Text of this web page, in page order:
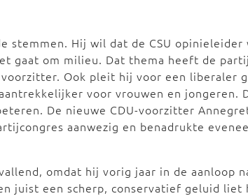
stemmen. Hij wil dat de CSU
gaat om milieu. Dat thema heeft de
Ook pleit hij voor een liberaler
voor vrouwen en jongeren.
De nieuwe CDU-voorzitter
aanwezig en benadrukte
omdat hij vorig jaar in de aanloop
juist een scherp, conservatief geluid liet